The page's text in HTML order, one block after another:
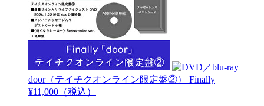
door（テイチクオンライン限定盤②） Finally
¥11,000（税込）